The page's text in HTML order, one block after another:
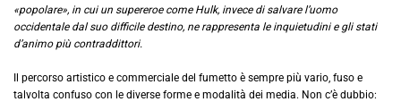
«popolare», in cui un supereroe come Hulk, invece di salvare l’uomo
occidentale dal suo difficile destino, ne rappresenta le inquietudini e gli stati
d’animo più contraddittori.
Il percorso artistico e commerciale del fumetto è sempre più vario, fuso e
talvolta confuso con le diverse forme e modalità dei media. Non c’è dubbio: